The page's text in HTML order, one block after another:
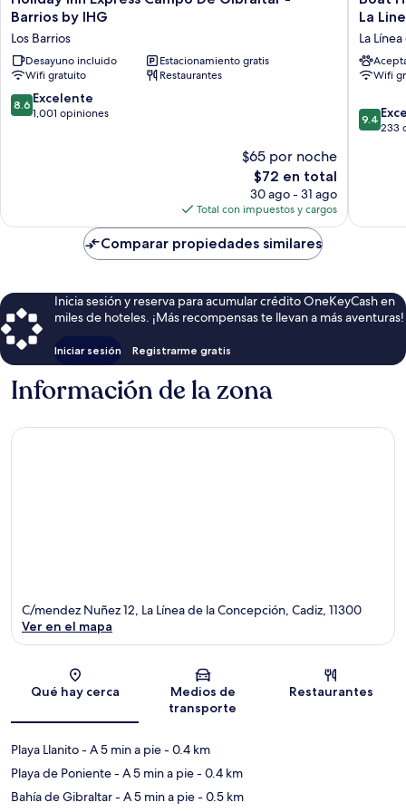
Inn
Campo
De
Gibraltar
-
Barrios
Barrios by IHG
Los Barrios
Desayuno incluido
Estacionamiento gratis
Wifi gratuito
Restaurantes
8.6
de
8.6 Excelente
1,001 opiniones
$65 por noche
El
precio
actual
es
de
$72
$72 en total
30 ago - 31 ago
Total con impuestos y cargos
Haus
La
La
Línea
La
La
Wifi
9.4
de
9.4
233
Comparar propiedades similares
Inicia sesión y reserva para acumular crédito OneKeyCash en
miles de hoteles. ¡Más recompensas te llevan a más aventuras!
Iniciar sesión Registrarme gratis
Información de la zona
Sección del mapa
C/mendez Nuñez 12, La Línea de la Concepción, Cadiz, 11300
Ver en el mapa
Qué hay cerca
Medios de
transporte
Restaurantes
Playa Llanito- A 5 min a pie- 0.4 km
Playa de Poniente- A 5 min a pie- 0.4 km
Bahía de Gibraltar- A 5 min a pie- 0.5 km